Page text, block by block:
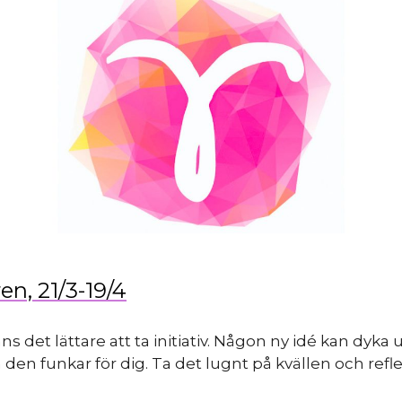
21/3-19/4
det lättare att ta initiativ. Någon ny idé kan dyka
den funkar för dig. Ta det lugnt på kvällen och